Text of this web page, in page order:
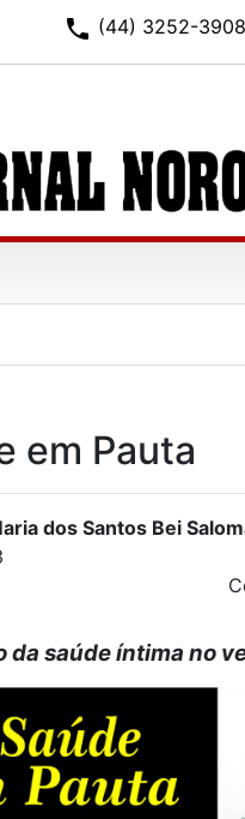
phone (44) 3252-3908
em Pauta
dos Santos Bei
da saúde íntima no